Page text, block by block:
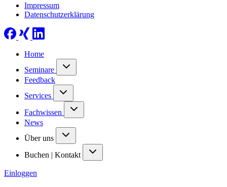
Impressum
Datenschutzerklärung
Home
Seminare
Feedback
Services
Fachwissen
News
Über uns
Buchen | Kontakt
Einloggen